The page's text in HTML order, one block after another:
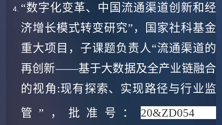
“数字化变革、中国流通渠道创新和经
济增长模式转变研究”，国家社科基金
重大项目，子课题负责人“流通渠道的
再创新——基于大数据及全产业链融合
的视角:现有探索、实现路径与行业监
管”，批准号： 20&ZD054，